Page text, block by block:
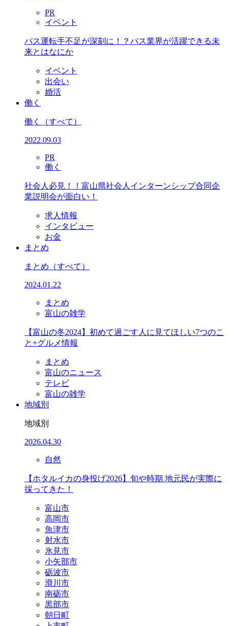
PR
イベント
バス運転手不足が深刻に！？バス業界が活躍できる未
来とはなにか
イベント
出会い
婚活
働く
働く （すべて）
2022.09.03
PR
働く
社会人必見！！富山県社会人インターンシップ合同企
業説明会が面白い！
求人情報
インタビュー
お金
まとめ
まとめ （すべて）
2024.01.22
まとめ
富山の雑学
【富山の冬2024】初めて過ごす人に見てほしい7つのこ
と+グルメ情報
まとめ
富山のニュース
テレビ
富山の雑学
地域別
地域別
2026.04.30
自然
【ホタルイカの身投げ2026】旬や時期 地元民が実際に
採ってきた！
富山市
高岡市
魚津市
射水市
氷見市
小矢部市
砺波市
滑川市
南砺市
黒部市
朝日町